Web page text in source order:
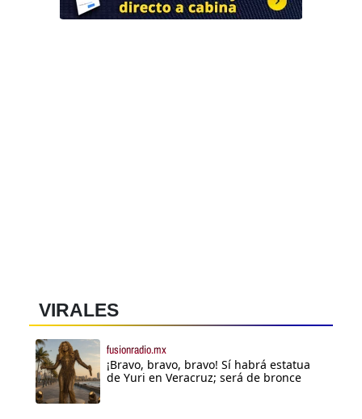
VIRALES
fusionradio.mx
¡Bravo, bravo, bravo! Sí habrá estatua
de Yuri en Veracruz; será de bronce